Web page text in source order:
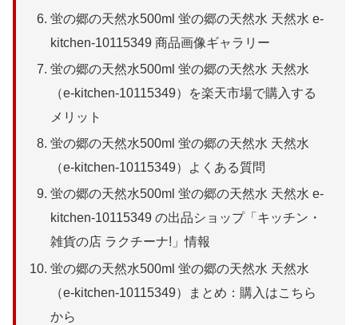
蛍の郷の天然水500ml 蛍の郷の天然水 天然水 e-
kitchen-10115349 商品画像ギャラリー
蛍の郷の天然水500ml 蛍の郷の天然水 天然水
（e-kitchen-10115349）を楽天市場で購入する
メリット
蛍の郷の天然水500ml 蛍の郷の天然水 天然水
（e-kitchen-10115349）よくある質問
蛍の郷の天然水500ml 蛍の郷の天然水 天然水 e-
kitchen-10115349 の出品ショップ「キッチン・
雑貨の店 ラクチーナ!」情報
蛍の郷の天然水500ml 蛍の郷の天然水 天然水
（e-kitchen-10115349）まとめ：購入はこちら
から